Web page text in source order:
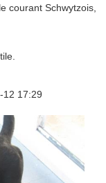
courant Schwytzois,
12 17:29